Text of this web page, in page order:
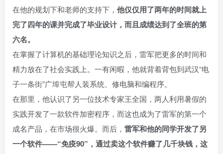
在他的规划下和老师的支持下， 他仅仅用了两年的时间就上
完了四年的课并完成了毕业设计，而且成绩达到了全班的第
六名。
在掌握了计算机的基础理论知识之后，雷军把更多的时间和
精力放在了社会实践上。一有闲暇，他就背着背包到武汉“电
子一条街”广埠屯帮人装系统、修电脑和编程序。
在那里，他认识了另一位技术专家王全国，两人利用暑假的
实践开发了一款软件加密程序，而这也成为了雷军的第一个
成名产品，在市场很火爆。而后， 雷军和他的同学开发了另
一个软件——“免疫90”，通过卖这个软件赚了几千块钱，这